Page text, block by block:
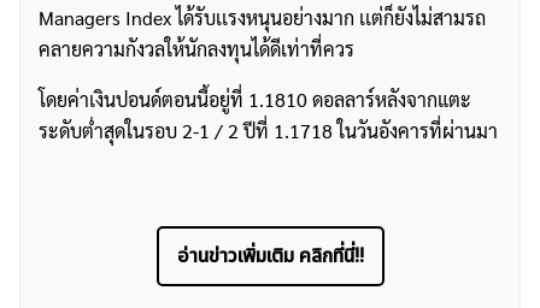
Managers Index ได้รับเเรงหนุนอย่างมาก เเต่ก็ยังไม่สามรถ
คลายความกังวลให้นักลงทุนได้ดีเท่าที่ควร
โดยค่าเงินปอนด์ตอนนี้อยู่ที่ 1.1810 ดอลลาร์หลังจากแตะ
ระดับต่ำสุดในรอบ 2-1 / 2 ปีที่ 1.1718 ในวันอังคารที่ผ่านมา
อ่านข่าวเพิ่มเติม คลิกที่นี่!!